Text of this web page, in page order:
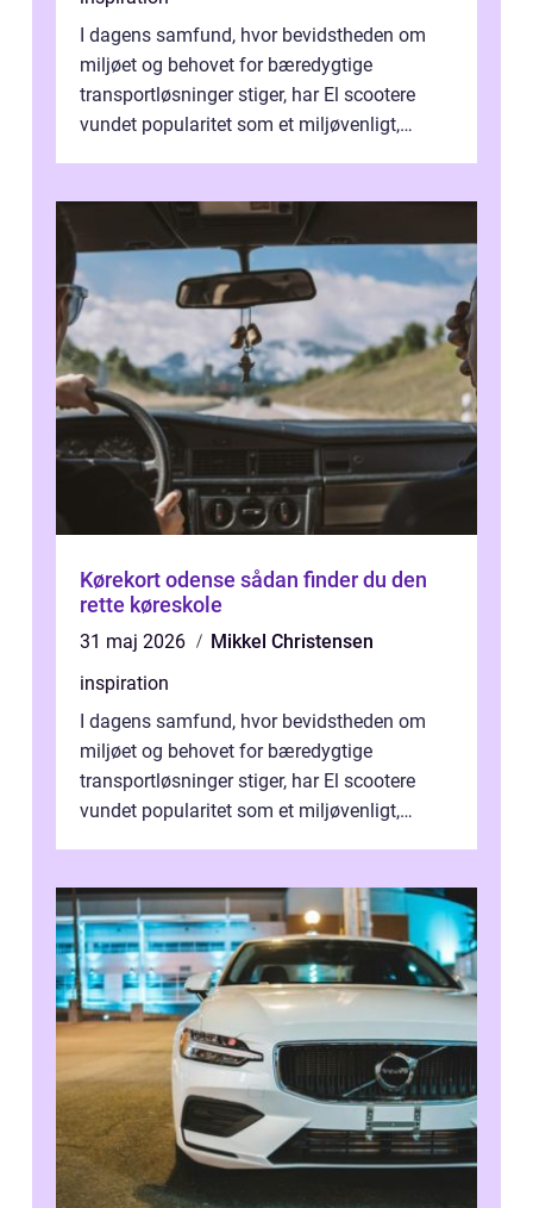
I dagens samfund, hvor bevidstheden om
miljøet og behovet for bæredygtige
transportløsninger stiger, har El scootere
vundet popularitet som et miljøvenligt,
Kørekort odense sådan finder du den
rette køreskole
31 maj 2026
Mikkel Christensen
inspiration
I dagens samfund, hvor bevidstheden om
miljøet og behovet for bæredygtige
transportløsninger stiger, har El scootere
vundet popularitet som et miljøvenligt,